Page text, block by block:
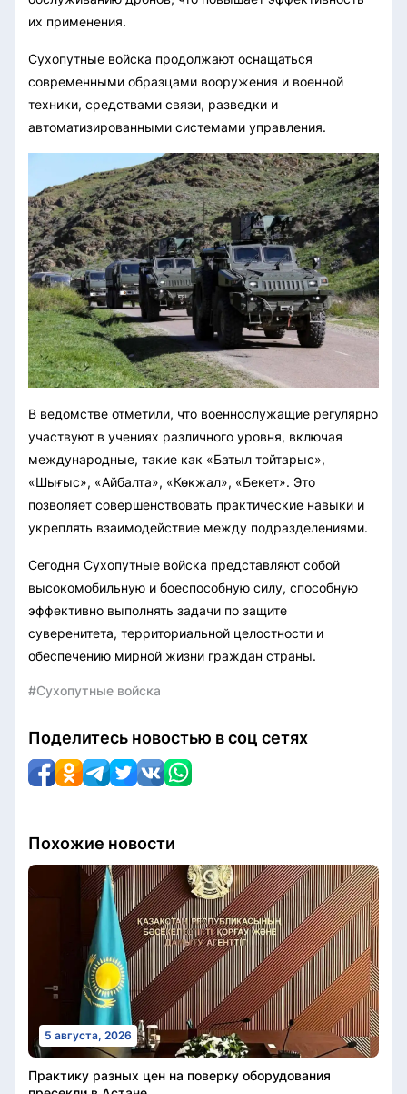
их применения.
Сухопутные войска продолжают оснащаться
современными образцами вооружения и военной
техники, средствами связи, разведки и
автоматизированными системами управления.
В ведомстве отметили, что военнослужащие регулярно
участвуют в учениях различного уровня, включая
международные, такие как «Батыл тойтарыс»,
«Шығыс», «Айбалта», «Көкжал», «Бекет». Это
позволяет совершенствовать практические навыки и
укреплять взаимодействие между подразделениями.
Сегодня Сухопутные войска представляют собой
высокомобильную и боеспособную силу, способную
эффективно выполнять задачи по защите
суверенитета, территориальной целостности и
обеспечению мирной жизни граждан страны.
#Сухопутные войска
Поделитесь новостью в соц сетях
Похожие новости
5 августа, 2026
Практику разных цен на поверку оборудования